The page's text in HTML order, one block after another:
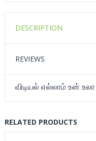
DESCRIPTION
REVIEWS
விடியல் எல்லாம் உன்
RELATED PRODUCTS